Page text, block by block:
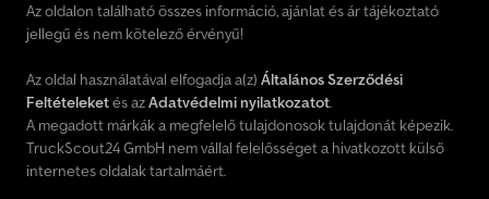
Az oldalon található összes információ, ajánlat és ár tájékoztató
jellegű és nem kötelező érvényű!
Az oldal használatával elfogadja a(z) Általános Szerződési
Feltételeketés azAdatvédelmi nyilatkozatot.
A megadott márkák a megfelelő tulajdonosok tulajdonát képezik.
TruckScout24 GmbH nem vállal felelősséget a hivatkozott külső
internetes oldalak tartalmáért.